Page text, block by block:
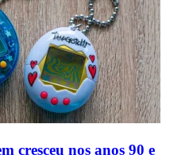
cresceu nos anos 90 e